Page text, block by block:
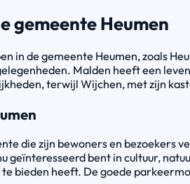
gemeente Heumen
in de gemeente Heumen, zoals
Malden heeft een
terwijl Wijchen, met zijn
die zijn bewoners en bezoekers
geïnteresseerd bent in cultuur,
bieden heeft. De goede